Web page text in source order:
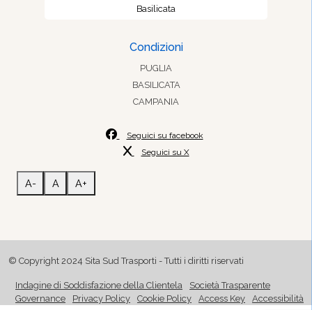
Basilicata
Condizioni
PUGLIA
BASILICATA
CAMPANIA
Seguici su facebook
Seguici su X
A- A A+
© Copyright 2024 Sita Sud Trasporti - Tutti i diritti riservati
Indagine di Soddisfazione della Clientela
Società Trasparente
Governance
Privacy Policy Cookie Policy Access Key Accessibilità